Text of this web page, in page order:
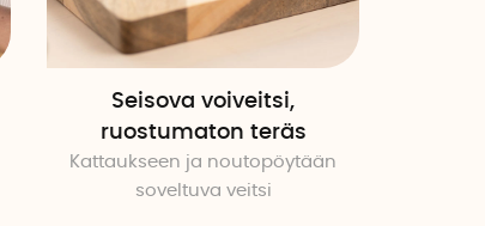
Seisova voiveitsi,
ruostumaton teräs
Kattaukseen ja noutopöytään
soveltuva veitsi